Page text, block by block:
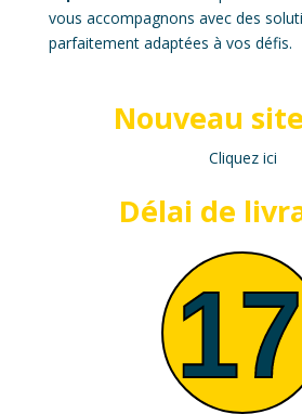
vous accompagnons avec des
parfaitement adaptées à vos défis.
Nouveau
Cliquez ici
Délai de